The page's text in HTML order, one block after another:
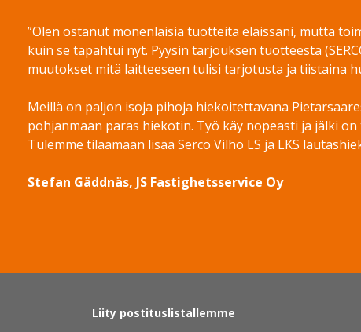
”Olen ostanut monenlaisia tuotteita eläissäni, mutta
kuin se tapahtui nyt. Pyysin tarjouksen tuotteesta
muutokset mitä laitteeseen tulisi tarjotusta ja tiistaina
Meillä on paljon isoja pihoja hiekoitettavana
pohjanmaan paras hiekotin. Työ käy nopeasti ja jälki on
Tulemme tilaamaan lisää Serco Vilho LS ja LKS
Stefan Gäddnäs, JS Fastighetsservice Oy
Liity postituslistallemme